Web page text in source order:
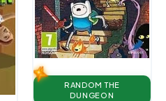
RANDOM THE
DUNGEON